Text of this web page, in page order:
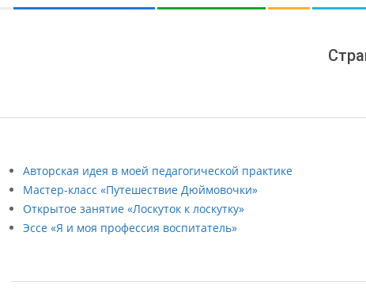
Авторская идея в моей педагогической практике
Мастер-класс «Путешествие Дюймовочки»
Открытое занятие «Лоскуток к лоскутку»
Эссе «Я и моя профессия воспитатель»